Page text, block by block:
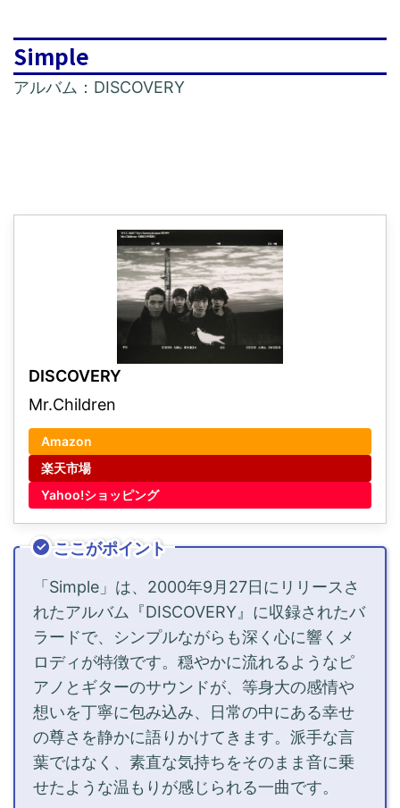
Simple
アルバム：DISCOVERY
DISCOVERY
Mr.Children
Amazon
楽天市場
Yahoo!ショッピング
ここがポイント
「Simple」は、2000年9月27日にリリースさ
れたアルバム『DISCOVERY』に収録されたバ
ラードで、シンプルながらも深く心に響くメ
ロディが特徴です。穏やかに流れるようなピ
アノとギターのサウンドが、等身大の感情や
想いを丁寧に包み込み、日常の中にある幸せ
の尊さを静かに語りかけてきます。派手な言
葉ではなく、素直な気持ちをそのまま音に乗
せたような温もりが感じられる一曲です。